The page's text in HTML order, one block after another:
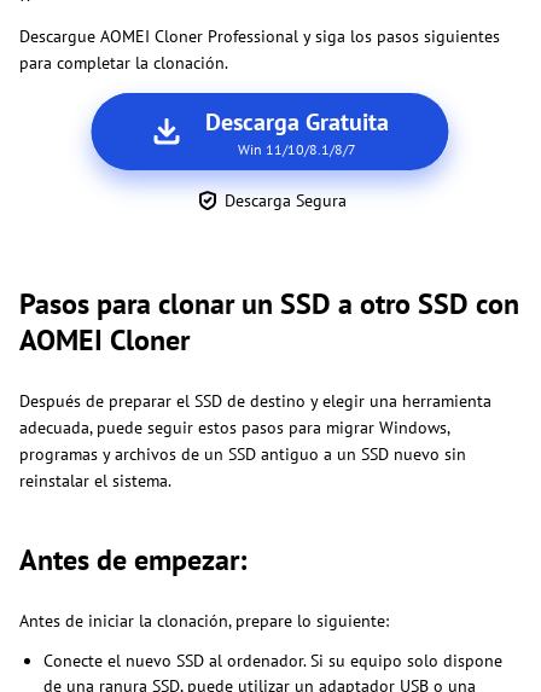
Descargue AOMEI Cloner Professional y siga los pasos siguientes
para completar la clonación.
Descarga Gratuita
Win 11/10/8.1/8/7
Descarga Segura
Pasos para clonar un SSD a otro SSD con
AOMEI Cloner
Después de preparar el SSD de destino y elegir una herramienta
adecuada, puede seguir estos pasos para migrar Windows,
programas y archivos de un SSD antiguo a un SSD nuevo sin
reinstalar el sistema.
Antes de empezar:
Antes de iniciar la clonación, prepare lo siguiente:
Conecte el nuevo SSD al ordenador. Si su equipo solo dispone
de una ranura SSD, puede utilizar un adaptador USB o una